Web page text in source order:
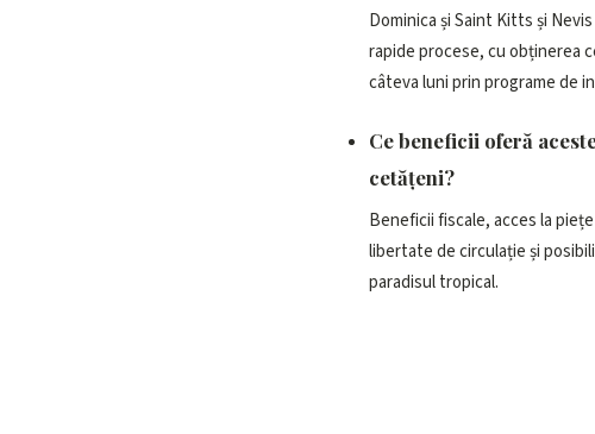
Dominica și Saint Kitts și
rapide procese, cu obținerea
câteva luni prin programe de
Ce beneficii oferă
cetățeni?
Beneficii fiscale, acces la
libertate de circulație și
paradisul tropical.